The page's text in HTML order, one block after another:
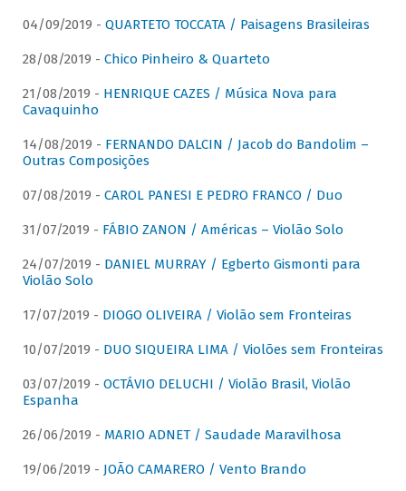
04/09/2019 - QUARTETO TOCCATA / Paisagens Brasileiras
28/08/2019 - Chico Pinheiro & Quarteto
21/08/2019 - HENRIQUE CAZES / Música Nova para
Cavaquinho
14/08/2019 - FERNANDO DALCIN / Jacob do Bandolim –
Outras Composições
07/08/2019 - CAROL PANESI E PEDRO FRANCO / Duo
31/07/2019 - FÁBIO ZANON / Américas – Violão Solo
24/07/2019 - DANIEL MURRAY / Egberto Gismonti para
Violão Solo
17/07/2019 - DIOGO OLIVEIRA / Violão sem Fronteiras
10/07/2019 - DUO SIQUEIRA LIMA / Violões sem Fronteiras
03/07/2019 - OCTÁVIO DELUCHI / Violão Brasil, Violão
Espanha
26/06/2019 - MARIO ADNET / Saudade Maravilhosa
19/06/2019 - JOÃO CAMARERO / Vento Brando